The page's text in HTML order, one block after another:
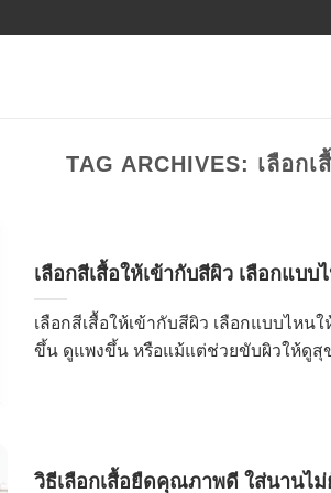
TAG ARCHIVES: เลือกเ
เลือกสีเสื้อให้เข้ากับสีผิว เลือกแบบ
เลือกสีเสื้อให้เข้ากับสีผิว เลือกแบบไหน
ขึ้น ดูแพงขึ้น หรือแม้แต่ช่วยขับผิวให้ดูสุ
วิธีเลือกเสื้อยืดคุณภาพดี ใส่นานไม่